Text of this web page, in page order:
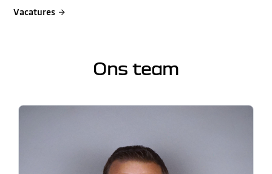
Vacatures
Ons team